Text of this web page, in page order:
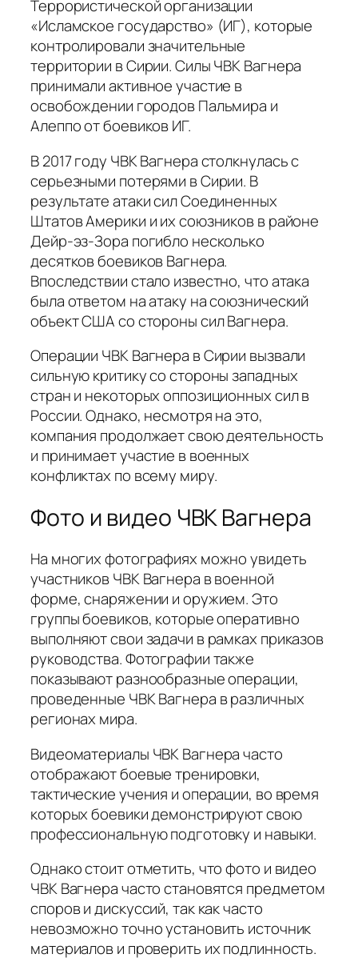
Террористической организации
«Исламское государство» (ИГ), которые
контролировали значительные
территории в Сирии. Силы ЧВК Вагнера
принимали активное участие в
освобождении городов Пальмира и
Алеппо от боевиков ИГ.
В 2017 году ЧВК Вагнера столкнулась с
серьезными потерями в Сирии. В
результате атаки сил Соединенных
Штатов Америки и их союзников в районе
Дейр-эз-Зора погибло несколько
десятков боевиков Вагнера.
Впоследствии стало известно, что атака
была ответом на атаку на союзнический
объект США со стороны сил Вагнера.
Операции ЧВК Вагнера в Сирии вызвали
сильную критику со стороны западных
стран и некоторых оппозиционных сил в
России. Однако, несмотря на это,
компания продолжает свою деятельность
и принимает участие в военных
конфликтах по всему миру.
Фото и видео ЧВК Вагнера
На многих фотографиях можно увидеть
участников ЧВК Вагнера в военной
форме, снаряжении и оружием. Это
группы боевиков, которые оперативно
выполняют свои задачи в рамках приказов
руководства. Фотографии также
показывают разнообразные операции,
проведенные ЧВК Вагнера в различных
регионах мира.
Видеоматериалы ЧВК Вагнера часто
отображают боевые тренировки,
тактические учения и операции, во время
которых боевики демонстрируют свою
профессиональную подготовку и навыки.
Однако стоит отметить, что фото и видео
ЧВК Вагнера часто становятся предметом
споров и дискуссий, так как часто
невозможно точно установить источник
материалов и проверить их подлинность.